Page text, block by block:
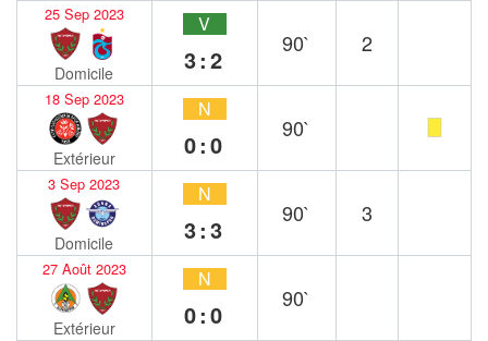
25 Sep 2023
Domicile
V
3:2
90` 2
18 Sep 2023
Extérieur
N
0:0
90`
3 Sep 2023
Domicile
N
3:3
90` 3
27 Août 2023
Extérieur
N
0:0
90`